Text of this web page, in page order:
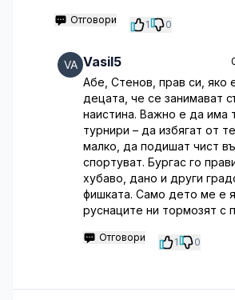
Отговори 1 0
Vasil5
Абе, Стенов, прав си, яко
децата, че се занимават
наистина. Важно е да има
турнири – да избягат от
малко, да подишат чист
спортуват. Бургас го
хубаво, дано и други
фишката. Само дето ме е
руснаците ни тормозят с
Отговори 1 0